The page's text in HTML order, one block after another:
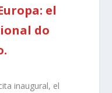
el
do
inaugural, el